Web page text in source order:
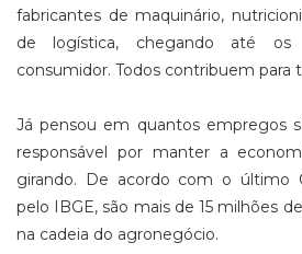
fabricantes de maquinário,
de logística, chegando até os
consumidor. Todos contribuem para
Já pensou em quantos empregos
responsável por manter a
girando. De acordo com o último
pelo IBGE, são mais de 15 milhões
na cadeia do agronegócio.